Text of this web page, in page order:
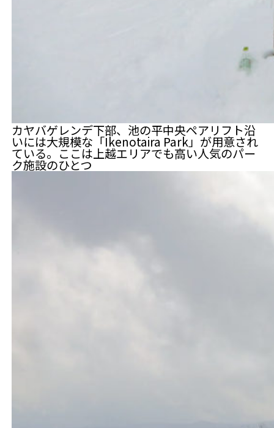
カヤバゲレンデ下部、池の平中央ペアリフト沿
いには大規模な「Ikenotaira Park」が用意され
ている。ここは上越エリアでも高い人気のパー
ク施設のひとつ